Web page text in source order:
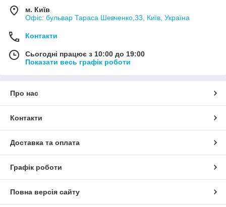
м. Київ
Офіс: бульвар Тараса Шевченко,33, Київ, Україна
Контакти
Сьогодні працює з 10:00 до 19:00
Показати весь графік роботи
Про нас
Контакти
Доставка та оплата
Графік роботи
Повна версія сайту